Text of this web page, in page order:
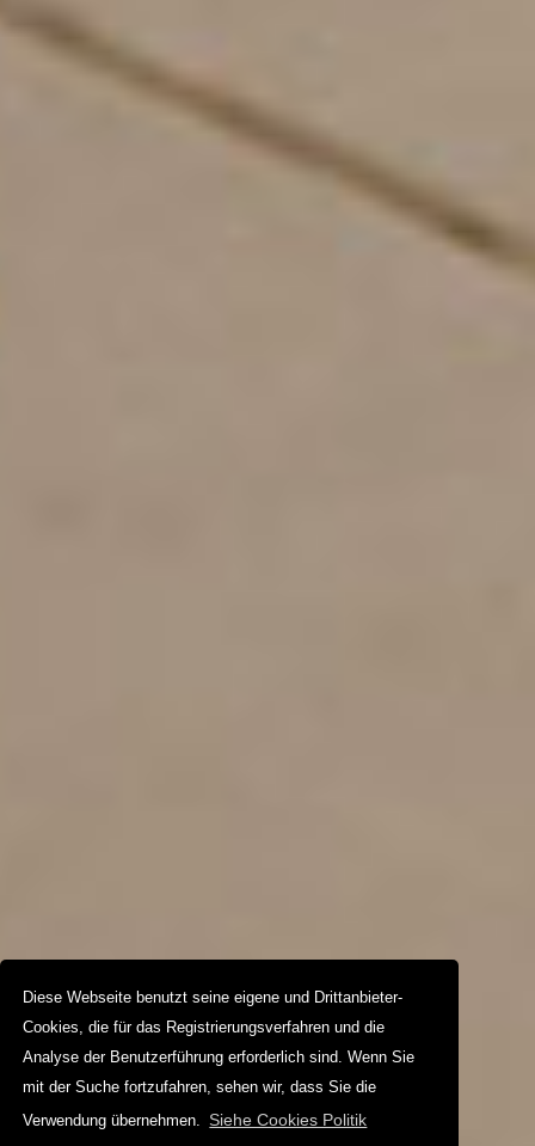
Diese Webseite benutzt seine eigene und Drittanbieter-
Cookies, die für das Registrierungsverfahren und die
Analyse der Benutzerführung erforderlich sind. Wenn Sie
mit der Suche fortzufahren, sehen wir, dass Sie die
Verwendung übernehmen. Siehe Cookies Politik